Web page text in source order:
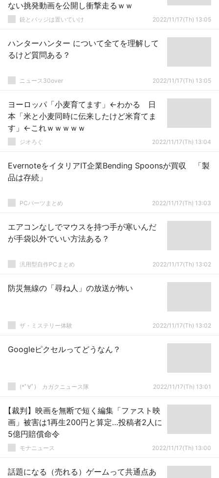
ない挑発動画を公開し衝撃走るｗｗ
銃とバッジは置いていけ 2022/11/17(Th) 13:05
ハンターハンター について全てを理解して
るけど質問ある？
ニュース30over 2022/11/17(Th) 13:05
ヨーロッパ「小麦育てます」←わかる 日
本「米と小麦同時に伝来したけど米育てま
す」←これｗｗｗｗｗ
ジオろぐ 2022/11/17(Th) 13:04
EvernoteをイタリアIT企業Bending Spoonsが買収 「製
品は存続」
PCパーツまとめ 2022/11/17(Th) 13:03
エアコンなしでマウスを持つ手が寒いんだ
が手袋以外でいい方法ある？
汎用型自作PCまとめ 2022/11/17(Th) 13:02
防災無線の「尋ね人」の放送が怖い
ザ・ミステリー体験 2022/11/17(Th) 13:02
Googleピクセルってどうなん？
(*ﾟ∀ﾟ)ゞカガクニュース隊 2022/11/17(Th) 13:01
【裁判】映画を無断で短く編集「ファスト映
画」被害は1再生200円と算定…投稿者2人に
5億円賠償命令
モナニュース 2022/11/17(Th) 13:00
話題になる（売れる）ゲームって共通点あ